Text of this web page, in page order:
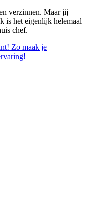
verzinnen. Maar jij
is het eigenlijk helemaal
chef.
Zo maak je